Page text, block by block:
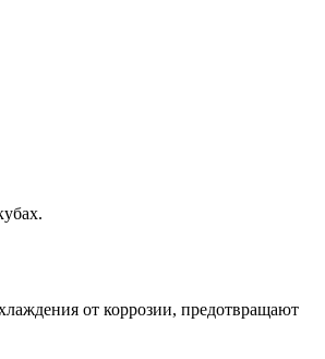
от коррозии, предотвращают